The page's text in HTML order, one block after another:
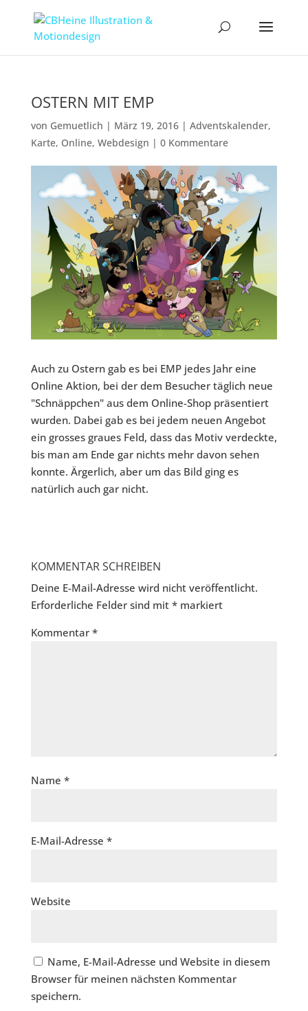
OSTERN MIT EMP
von Gemuetlich | März 19, 2016| Adventskalender,
Karte, Online, Webdesign | 0 Kommentare
Auch zu Ostern gab es bei EMP jedes Jahr eine
Online Aktion, bei der dem Besucher täglich neue
"Schnäppchen" aus dem Online-Shop präsentiert
wurden. Dabei gab es bei jedem neuen Angebot
ein grosses graues Feld, dass das Motiv verdeckte,
bis man am Ende gar nichts mehr davon sehen
konnte. Ärgerlich, aber um das Bild ging es
natürlich auch gar nicht.
KOMMENTAR SCHREIBEN
Deine E-Mail-Adresse wird nicht veröffentlicht.
Erforderliche Felder sind mit *markiert
Kommentar *
Name *
E-Mail-Adresse *
Website
Name, E-Mail-Adresse und Website in diesem
Browser für meinen nächsten Kommentar
speichern.